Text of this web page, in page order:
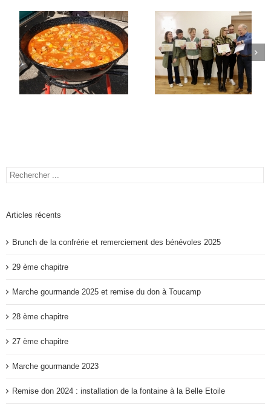
Articles récents
Brunch de la confrérie et remerciement des bénévoles 2025
29 ème chapitre
Marche gourmande 2025 et remise du don à Toucamp
28 ème chapitre
27 ème chapitre
Marche gourmande 2023
Remise don 2024 : installation de la fontaine à la Belle Etoile